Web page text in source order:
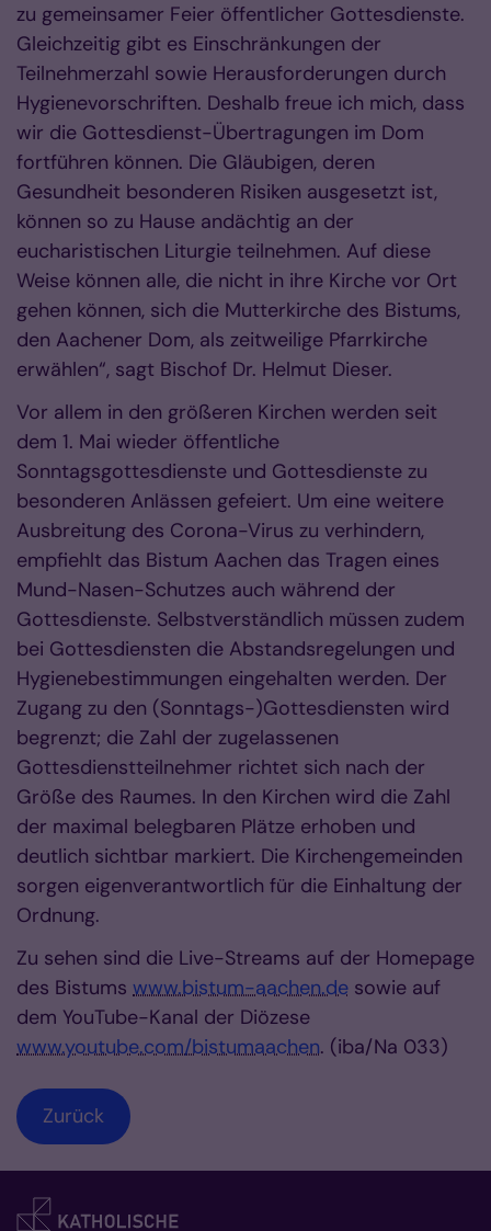
zu gemeinsamer Feier öffentlicher Gottesdienste.
Gleichzeitig gibt es Einschränkungen der
Teilnehmerzahl sowie Herausforderungen durch
Hygienevorschriften. Deshalb freue ich mich, dass
wir die Gottesdienst-Übertragungen im Dom
fortführen können. Die Gläubigen, deren
Gesundheit besonderen Risiken ausgesetzt ist,
können so zu Hause andächtig an der
eucharistischen Liturgie teilnehmen. Auf diese
Weise können alle, die nicht in ihre Kirche vor Ort
gehen können, sich die Mutterkirche des Bistums,
den Aachener Dom, als zeitweilige Pfarrkirche
erwählen“, sagt Bischof Dr. Helmut Dieser.
Vor allem in den größeren Kirchen werden seit
dem 1. Mai wieder öffentliche
Sonntagsgottesdienste und Gottesdienste zu
besonderen Anlässen gefeiert. Um eine weitere
Ausbreitung des Corona-Virus zu verhindern,
empfiehlt das Bistum Aachen das Tragen eines
Mund-Nasen-Schutzes auch während der
Gottesdienste. Selbstverständlich müssen zudem
bei Gottesdiensten die Abstandsregelungen und
Hygienebestimmungen eingehalten werden. Der
Zugang zu den (Sonntags-)Gottesdiensten wird
begrenzt; die Zahl der zugelassenen
Gottesdienstteilnehmer richtet sich nach der
Größe des Raumes. In den Kirchen wird die Zahl
der maximal belegbaren Plätze erhoben und
deutlich sichtbar markiert. Die Kirchengemeinden
sorgen eigenverantwortlich für die Einhaltung der
Ordnung.
Zu sehen sind die Live-Streams auf der Homepage
des Bistums www.bistum-aachen.de sowie auf
dem YouTube-Kanal der Diözese
www.youtube.com/bistumaachen. (iba/Na 033)
Zurück